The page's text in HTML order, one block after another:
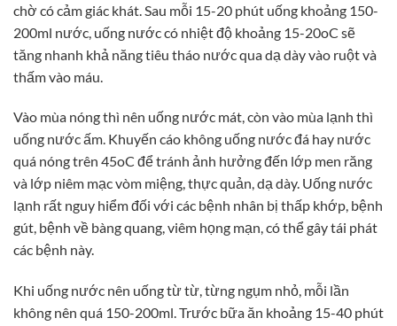
chờ có cảm giác khát. Sau mỗi 15-20 phút uống khoảng 150-
200ml nước, uống nước có nhiệt độ khoảng 15-20oC sẽ
tăng nhanh khả năng tiêu tháo nước qua dạ dày vào ruột và
thấm vào máu.
Vào mùa nóng thì nên uống nước mát, còn vào mùa lạnh thì
uống nước ấm. Khuyến cáo không uống nước đá hay nước
quá nóng trên 45oC để tránh ảnh hưởng đến lớp men răng
và lớp niêm mạc vòm miệng, thực quản, dạ dày. Uống nước
lạnh rất nguy hiểm đối với các bệnh nhân bị thấp khớp, bệnh
gút, bệnh về bàng quang, viêm họng mạn, có thể gây tái phát
các bệnh này.
Khi uống nước nên uống từ từ, từng ngụm nhỏ, mỗi lần
không nên quá 150-200ml. Trước bữa ăn khoảng 15-40 phút